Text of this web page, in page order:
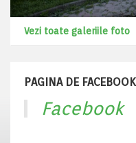
Vezi toate galeriile foto
PAGINA DE
Facebook